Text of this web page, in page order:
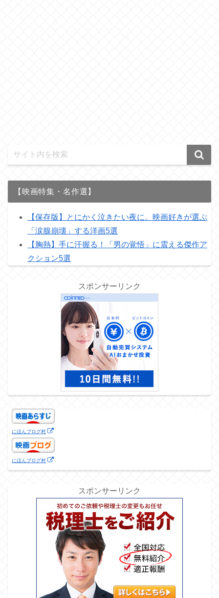
【映画特集・名作選】
【保存版】とにかく泣きたい夜に。映画好きが選ぶ
「涙腺崩壊」する洋画5選
【胸熱】手に汗握る！「男の覚悟」に震える傑作ア
クション5選
スポンサーリンク
にほんブログ村
にほんブログ村
スポンサーリンク